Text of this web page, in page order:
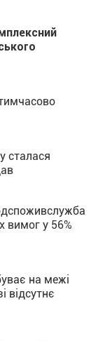
сталася
вимог у 56%
на межі
відсутнє